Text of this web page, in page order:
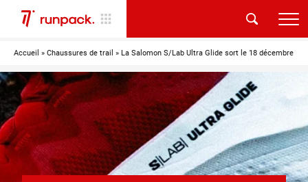
Accueil » Chaussures de trail » La Salomon S/Lab Ultra Glide sort le 18 décembre